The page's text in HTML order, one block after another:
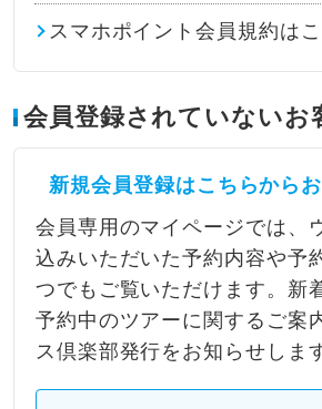
スマホポイント会員規約はこ
会員登録されていないお
新規会員登録はこちらから
会員専用のマイページでは、
込みいただいた予約内容や予
つでもご覧いただけます。新
予約中のツアーに関するご案
ス倶楽部発行をお知らせしま